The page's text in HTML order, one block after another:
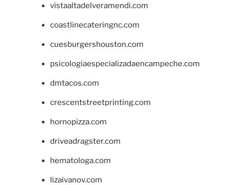
vistaaltadelveramendi.com
coastlinecateringnc.com
cuesburgershouston.com
psicologiaespecializadaencampeche.com
dmtacos.com
crescentstreetprinting.com
hornopizza.com
driveadragster.com
hematologa.com
lizaivanov.com